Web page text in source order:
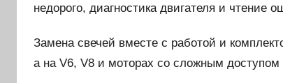
недорого, диагностика двигателя и
Замена свечей вместе с работой и
а на V6, V8 и моторах со сложным